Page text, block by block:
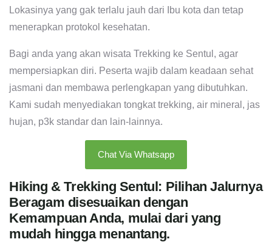
Lokasinya yang gak terlalu jauh dari Ibu kota dan tetap
menerapkan protokol kesehatan.
Bagi anda yang akan wisata Trekking ke Sentul, agar
mempersiapkan diri. Peserta wajib dalam keadaan sehat
jasmani dan membawa perlengkapan yang dibutuhkan.
Kami sudah menyediakan tongkat trekking, air mineral, jas
hujan, p3k standar dan lain-lainnya.
Chat Via Whatsapp
Hiking & Trekking Sentul: Pilihan Jalurnya
Beragam disesuaikan dengan
Kemampuan Anda, mulai dari yang
mudah hingga menantang.